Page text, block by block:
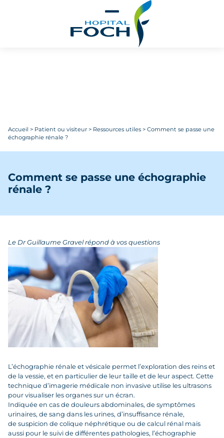
Accueil > Patient ou visiteur > Ressources utiles > Comment se passe une
échographie rénale ?
Comment se passe une échographie
rénale ?
Le Dr Guillaume Gravel répond à vos questions
L’échographie rénale et vésicale permet l’exploration des reins et
de la vessie, et en particulier de leur taille et de leur aspect. Cette
technique d’imagerie médicale non invasive utilise les ultrasons
pour visualiser les organes sur un écran.
Indiquée en cas de douleurs abdominales, de symptômes
urinaires, de sang dans les urines, d’insuffisance rénale,
de suspicion de colique néphrétique ou de calcul rénal mais
aussi pour le suivi de différentes pathologies, l’échographie